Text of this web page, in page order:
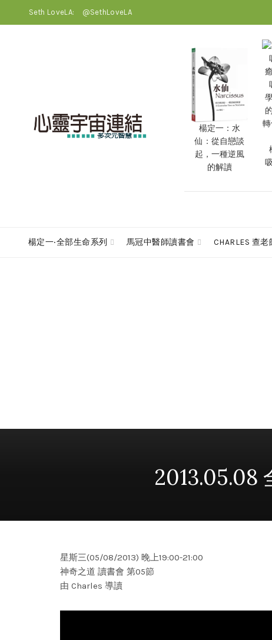
Seth LoveLA: @SethLoveLA
楊定一：水
仙：從自戀談
起，一種逆風
的解讀
楊定一‧全部生命系列 馬冠中醫師讀書會 CHARLES 查老
2013.05.08
星斯三(05/08/2013) 晚上19:00-21:00
神奇之道 讀書會 第05節
由 Charles 導讀